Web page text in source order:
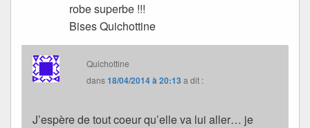
robe superbe !!!
Bises Quichottine
Quichottine
dans18/04/2014 à 20:13 a dit :
J’espère de tout coeur qu’elle va lui aller… je